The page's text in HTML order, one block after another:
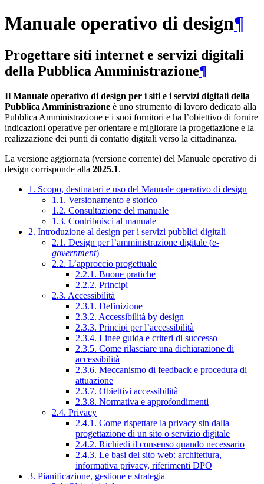
Manuale operativo di design¶
Progettare siti internet e servizi digitali
della Pubblica Amministrazione¶
Il Manuale operativo di design per i siti e i servizi digitali della
Pubblica Amministrazione è uno strumento di lavoro dedicato alla
Pubblica Amministrazione e i suoi fornitori e ha l’obiettivo di fornire
indicazioni operative per orientare e migliorare la progettazione e la
realizzazione dei punti di contatto digitali verso la cittadinanza.
La versione aggiornata (versione corrente) del Manuale operativo di
design corrisponde alla 2025.1.
1. Scopo, destinatari e uso del Manuale operativo di design
1.1. Versionamento e storico
1.2. Consultazione del manuale
1.3. Contribuisci al manuale
2. Introduzione al design per i servizi pubblici digitali
2.1. Design per l’amministrazione digitale (e-
government)
2.2. L’approccio progettuale
2.2.1. Buone pratiche
2.2.2. Principi
2.3. Accessibilità
2.3.1. Definizione
2.3.2. Accessibilità by design
2.3.3. Principi per l’accessibilità
2.3.4. Linee guida e criteri di successo
2.3.5. Come rilasciare una dichiarazione di
accessibilità
2.3.6. Meccanismo di feedback e procedura di
attuazione
2.3.7. Obiettivi accessibilità
2.3.8. Normativa e approfondimenti
2.4. Privacy
2.4.1. Come rispettare la privacy sin dalla
progettazione di un sito o servizio digitale
2.4.2. Richiedi il consenso quando necessario
2.4.3. Le basi del sito web: architettura,
informativa privacy, riferimenti DPO
3. Pianificazione, gestione e strategia